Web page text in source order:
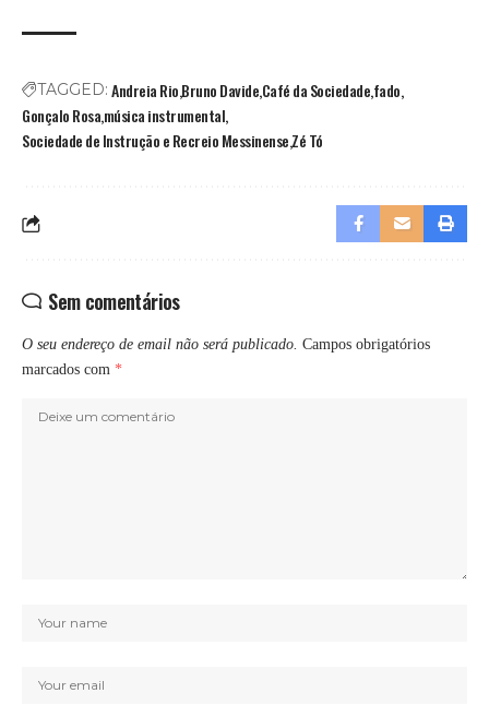
TAGGED: Andreia RioBruno DavideCafé da Sociedadefado
Gonçalo Rosamúsica instrumental
Sociedade de Instrução e Recreio MessinenseZé Tó
Sem comentários
O seu endereço de email não será publicado. Campos obrigatórios
marcados com *